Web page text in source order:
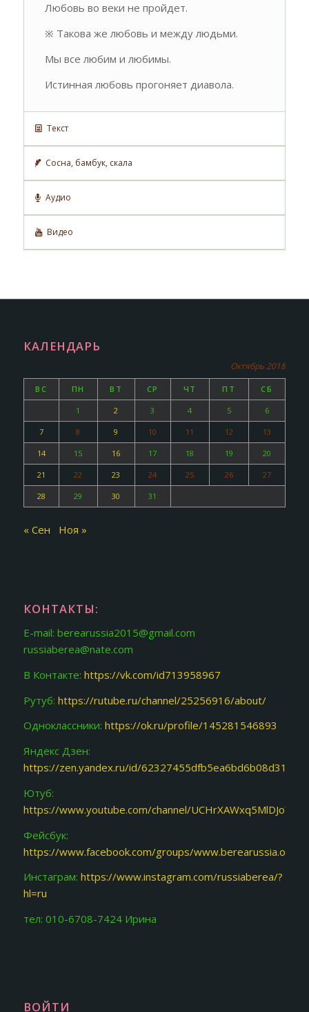
Любовь во веки не пройдет.
※ Такова же любовь и между людьми.
Мы все любим и любимы.
Истинная любовь прогоняет диавола.
Текст
Сосна, бамбук, скала
Аудио
Видео
КАЛЕНДАРЬ
Октябрь 2018
ВС ПН ВТ СР ЧТ ПТ СБ
1 2 3 4 5 6
7 8 9 10 11 12 13
14 15 16 17 18 19 20
21 22 23 24 25 26 27
28 29 30 31
« Сен Ноя »
КОНТАКТЫ:
E-mail: berearussia2015@gmail.com
russiaberea@nate.com
В Контакте: https://vk.com/id713958967
Рутуб: https://rutube.ru/channel/25256916/about/
Одноклассники: https://ok.ru/profile/145281546893
Яндекс Дзен:
https://zen.yandex.ru/id/62327455dfb5ea6bd6b08d31
Ютуб:
https://www.youtube.com/channel/
Фейсбук:
https://www.facebook.com/groups/www.berearussia.org/
Инстаграм: https://www.instagram.com/russiaberea/?
hl=ru
тел: 010-6708-7424 Ирина
ВОЙТИ